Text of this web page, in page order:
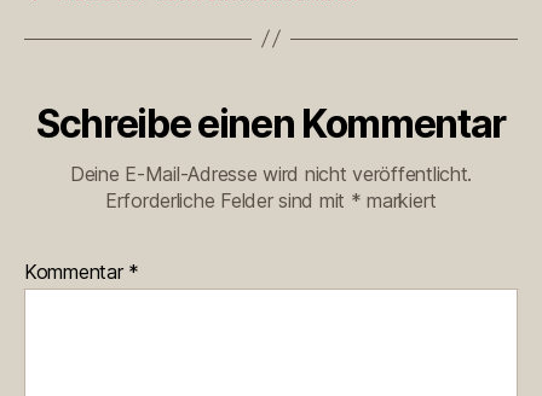
Schreibe einen Kommentar
Deine E-Mail-Adresse wird nicht veröffentlicht.
Erforderliche Felder sind mit * markiert
Kommentar *